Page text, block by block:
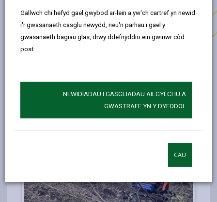
Gallwch chi hefyd gael gwybod ar-lein a yw'ch cartref yn newid
i'r gwasanaeth casglu newydd, neu'n parhau i gael y
gwasanaeth bagiau glas, drwy ddefnyddio ein gwiriwr côd
post:
NEWIDIADAU I GASGLIADAU AILGYLCHU A
GWASTRAFF YN Y DYFODOL
CAU
Mae'r gwelliannau'n cynnwys astudiaeth ddichonoldeb,
ffensys newydd a chlirio llystyfiant ar hyd y brif linell
550m. Bydd clirio'r llystyfiant yn caniatáu cynnal arolwg
Topograffig.